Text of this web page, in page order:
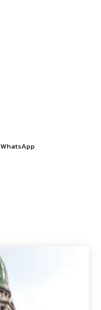
WhatsApp